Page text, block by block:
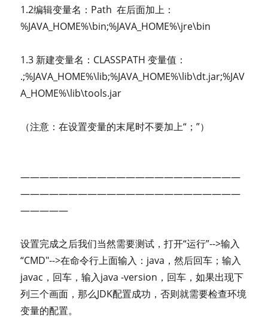
1.2编辑变量名：Path 在后面加上：
%JAVA_HOME%\bin;%JAVA_HOME%\jre\bin
1.3 新建变量名：CLASSPATH 变量值：
.;%JAVA_HOME%\lib;%JAVA_HOME%\lib\dt.jar;%JAV
A_HOME%\lib\tools.jar
（注意：在设置变量的末尾时不要加上“；”）
———————————————————————
———————————————————————
—————
设置完成之后我们当然需要测试，打开“运行”-->输入
“CMD"-->在命令行上面输入：java，然后回车；输入
javac，回车，输入java -version，回车，如果出现下
列三个画面，那么JDK配置成功，否则就需要检查环境
变量的配置。